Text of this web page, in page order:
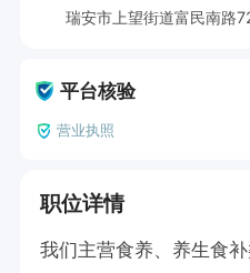
瑞安市上望街道富民南路
平台核验
营业执照
职位详情
我们主营食养、养生食